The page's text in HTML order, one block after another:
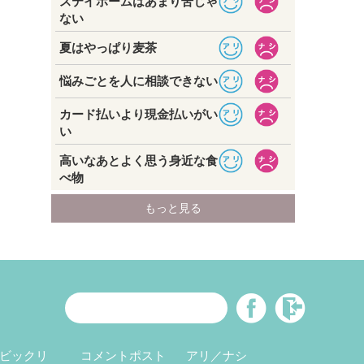
ビックリ コメントポスト アリ／ナシ